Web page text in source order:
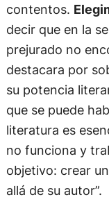
contentos.
decir que en la
prejurado no
destacara por
su potencia
que se puede
literatura es
no funciona y
objetivo: crear
allá de su autor”.